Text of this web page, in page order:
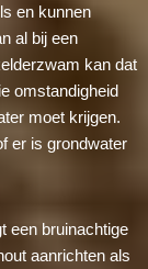
en kunnen
al bij een
kan dat
omstandigheid
moet krijgen.
er is grondwater
een bruinachtige
aanrichten als